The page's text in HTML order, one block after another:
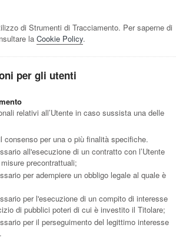
di Strumenti di Tracciamento. Per saperne di
la Cookie Policy.
per gli utenti
relativi all’Utente in caso sussista una delle
consenso per una o più finalità specifiche.
all'esecuzione di un contratto con l’Utente
precontrattuali;
per adempiere un obbligo legale al quale è
per l'esecuzione di un compito di interesse
di pubblici poteri di cui è investito il Titolare;
per il perseguimento del legittimo interesse